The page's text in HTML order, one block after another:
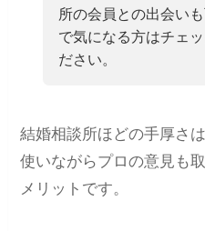
所の会員との出会い
で気になる方はチェ
ださい。
結婚相談所ほどの手厚さ
使いながらプロの意見も
メリットです。